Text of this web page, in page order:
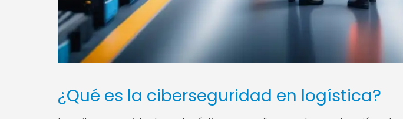
¿Qué es la ciberseguridad en logística?